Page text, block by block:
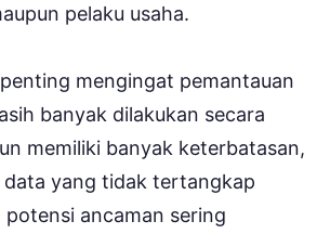
pelaku usaha.
mengingat pemantauan
banyak dilakukan secara
memiliki banyak keterbatasan,
yang tidak tertangkap
ancaman sering